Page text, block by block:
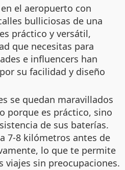
el aeropuerto con
bulliciosas de una
es práctico y versátil,
que necesitas para
e influencers han
su facilidad y diseño
se quedan maravillados
porque es práctico, sino
de sus baterías.
7-8 kilómetros antes de
lo que te permite
sin preocupaciones.